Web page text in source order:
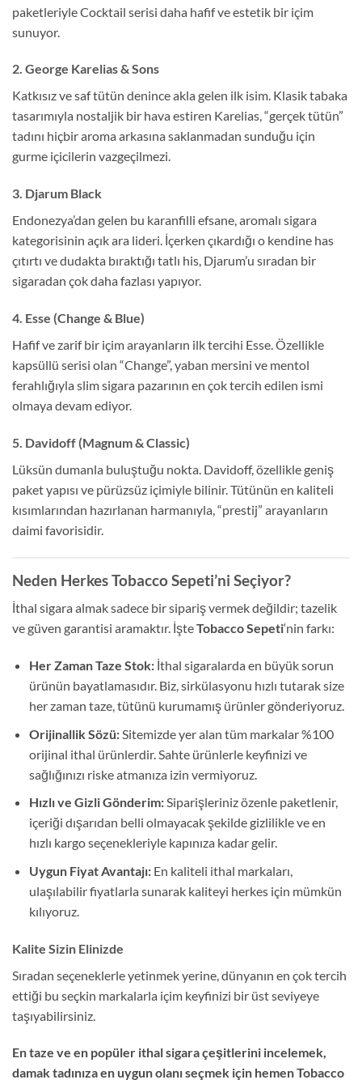
paketleriyle Cocktail serisi daha hafif ve estetik bir içim
sunuyor.
2. George Karelias & Sons
Katkısız ve saf tütün denince akla gelen ilk isim. Klasik tabaka
tasarımıyla nostaljik bir hava estiren Karelias, “gerçek tütün”
tadını hiçbir aroma arkasına saklanmadan sunduğu için
gurme içicilerin vazgeçilmezi.
3. Djarum Black
Endonezya’dan gelen bu karanfilli efsane, aromalı sigara
kategorisinin açık ara lideri. İçerken çıkardığı o kendine has
çıtırtı ve dudakta bıraktığı tatlı his, Djarum’u sıradan bir
sigaradan çok daha fazlası yapıyor.
4. Esse (Change & Blue)
Hafif ve zarif bir içim arayanların ilk tercihi Esse. Özellikle
kapsüllü serisi olan “Change”, yaban mersini ve mentol
ferahlığıyla slim sigara pazarının en çok tercih edilen ismi
olmaya devam ediyor.
5. Davidoff (Magnum & Classic)
Lüksün dumanla buluştuğu nokta. Davidoff, özellikle geniş
paket yapısı ve pürüzsüz içimiyle bilinir. Tütünün en kaliteli
kısımlarından hazırlanan harmanıyla, “prestij” arayanların
daimi favorisidir.
Neden Herkes Tobacco Sepeti’ni Seçiyor?
İthal sigara almak sadece bir sipariş vermek değildir; tazelik
ve güven garantisi aramaktır. İşteTobacco Sepeti‘nin farkı:
Her Zaman Taze Stok:İthal sigaralarda en büyük sorun
ürünün bayatlamasıdır. Biz, sirkülasyonu hızlı tutarak size
her zaman taze, tütünü kurumamış ürünler gönderiyoruz.
Orijinallik Sözü:Sitemizde yer alan tüm markalar %100
orijinal ithal ürünlerdir. Sahte ürünlerle keyfinizi ve
sağlığınızı riske atmanıza izin vermiyoruz.
Hızlı ve Gizli Gönderim:Siparişleriniz özenle paketlenir,
içeriği dışarıdan belli olmayacak şekilde gizlilikle ve en
hızlı kargo seçenekleriyle kapınıza kadar gelir.
Uygun Fiyat Avantajı:En kaliteli ithal markaları,
ulaşılabilir fiyatlarla sunarak kaliteyi herkes için mümkün
kılıyoruz.
Kalite Sizin Elinizde
Sıradan seçeneklerle yetinmek yerine, dünyanın en çok tercih
ettiği bu seçkin markalarla içim keyfinizi bir üst seviyeye
taşıyabilirsiniz.
En taze ve en popüler ithal sigara çeşitlerini incelemek,
damak tadınıza en uygun olanı seçmek için hemen Tobacco